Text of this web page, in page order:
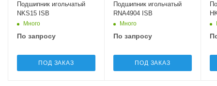
Подшипник игольчатый
NKS15 ISB
Много
По запросу
ПОД ЗАКАЗ
Подшипник игольчатый
RNA4904 ISB
Много
По запросу
ПОД ЗАКАЗ